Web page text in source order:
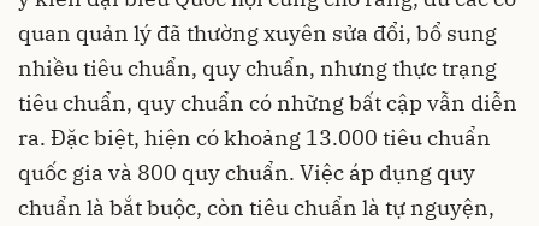
quan quản lý đã thường xuyên sửa đổi, bổ sung
nhiều tiêu chuẩn, quy chuẩn, nhưng thực trạng
tiêu chuẩn, quy chuẩn có những bất cập vẫn diễn
ra. Đặc biệt, hiện có khoảng 13.000 tiêu chuẩn
quốc gia và 800 quy chuẩn. Việc áp dụng quy
chuẩn là bắt buộc, còn tiêu chuẩn là tự nguyện,